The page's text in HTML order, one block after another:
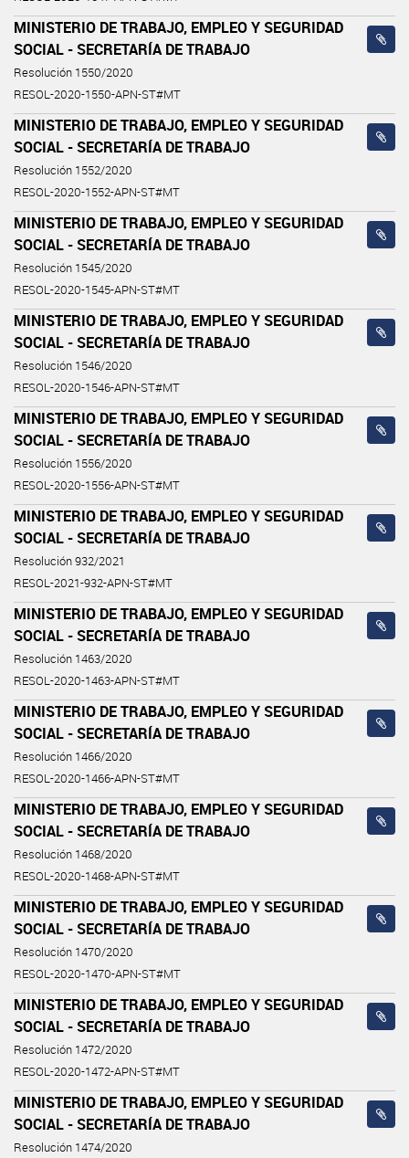
MINISTERIO DE TRABAJO, EMPLEO Y SEGURIDAD
SOCIAL - SECRETARÍA DE TRABAJO
Resolución 1550/2020
RESOL-2020-1550-APN-ST#MT
MINISTERIO DE TRABAJO, EMPLEO Y SEGURIDAD
SOCIAL - SECRETARÍA DE TRABAJO
Resolución 1552/2020
RESOL-2020-1552-APN-ST#MT
MINISTERIO DE TRABAJO, EMPLEO Y SEGURIDAD
SOCIAL - SECRETARÍA DE TRABAJO
Resolución 1545/2020
RESOL-2020-1545-APN-ST#MT
MINISTERIO DE TRABAJO, EMPLEO Y SEGURIDAD
SOCIAL - SECRETARÍA DE TRABAJO
Resolución 1546/2020
RESOL-2020-1546-APN-ST#MT
MINISTERIO DE TRABAJO, EMPLEO Y SEGURIDAD
SOCIAL - SECRETARÍA DE TRABAJO
Resolución 1556/2020
RESOL-2020-1556-APN-ST#MT
MINISTERIO DE TRABAJO, EMPLEO Y SEGURIDAD
SOCIAL - SECRETARÍA DE TRABAJO
Resolución 932/2021
RESOL-2021-932-APN-ST#MT
MINISTERIO DE TRABAJO, EMPLEO Y SEGURIDAD
SOCIAL - SECRETARÍA DE TRABAJO
Resolución 1463/2020
RESOL-2020-1463-APN-ST#MT
MINISTERIO DE TRABAJO, EMPLEO Y SEGURIDAD
SOCIAL - SECRETARÍA DE TRABAJO
Resolución 1466/2020
RESOL-2020-1466-APN-ST#MT
MINISTERIO DE TRABAJO, EMPLEO Y SEGURIDAD
SOCIAL - SECRETARÍA DE TRABAJO
Resolución 1468/2020
RESOL-2020-1468-APN-ST#MT
MINISTERIO DE TRABAJO, EMPLEO Y SEGURIDAD
SOCIAL - SECRETARÍA DE TRABAJO
Resolución 1470/2020
RESOL-2020-1470-APN-ST#MT
MINISTERIO DE TRABAJO, EMPLEO Y SEGURIDAD
SOCIAL - SECRETARÍA DE TRABAJO
Resolución 1472/2020
RESOL-2020-1472-APN-ST#MT
MINISTERIO DE TRABAJO, EMPLEO Y SEGURIDAD
SOCIAL - SECRETARÍA DE TRABAJO
Resolución 1474/2020